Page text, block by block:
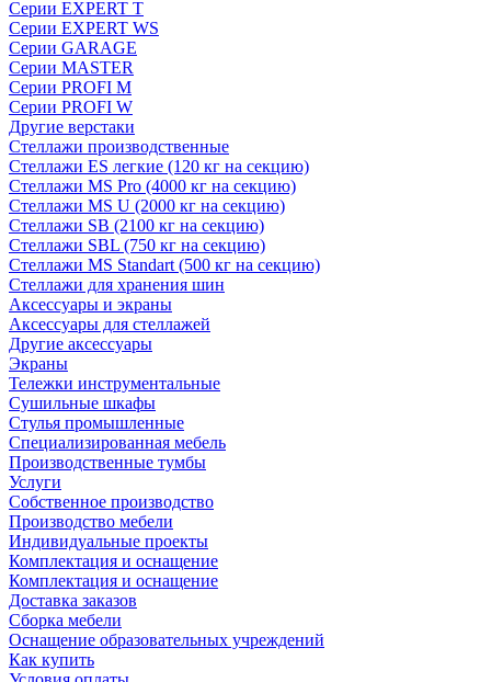
Серии EXPERT T
Серии EXPERT WS
Серии GARAGE
Серии MASTER
Серии PROFI M
Серии PROFI W
Другие верстаки
Стеллажи производственные
Стеллажи ES легкие (120 кг на секцию)
Стеллажи MS Pro (4000 кг на секцию)
Стеллажи MS U (2000 кг на секцию)
Стеллажи SB (2100 кг на секцию)
Стеллажи SBL (750 кг на секцию)
Стеллажи MS Standart (500 кг на секцию)
Стеллажи для хранения шин
Аксессуары и экраны
Аксессуары для стеллажей
Другие аксессуары
Экраны
Тележки инструментальные
Сушильные шкафы
Стулья промышленные
Специализированная мебель
Производственные тумбы
Услуги
Собственное производство
Производство мебели
Индивидуальные проекты
Комплектация и оснащение
Комплектация и оснащение
Доставка заказов
Сборка мебели
Оснащение образовательных учреждений
Как купить